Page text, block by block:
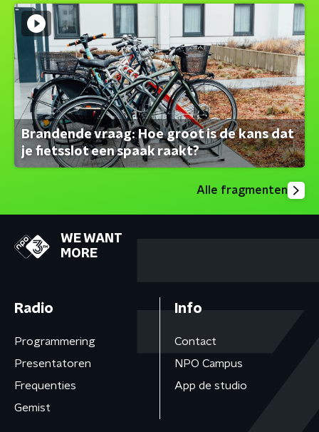
Brandende vraag: Hoe groot is de kans dat
je fietsslot een spaak raakt?
Alle fragmenten
WE WANT
MORE
Radio
Programmering
Presentatoren
Frequenties
Gemist
Info
Contact
NPO Campus
App de studio